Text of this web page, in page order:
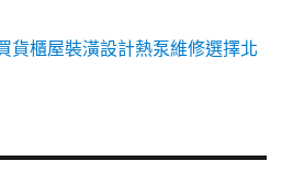
貨櫃屋裝潢設計熱泵維修選擇北